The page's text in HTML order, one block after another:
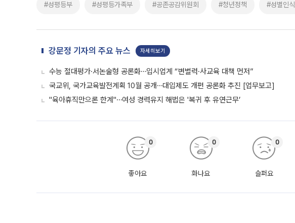
#성평등부 #성평등가족부 #공존공감위원회 #청년정책 #성별인식
강문정 기자의 주요 뉴스 자세히보기
수능 절대평가·서논술형 공론화⋯입시업계 “변별력·사교육 대책 먼저”
국교위, 국가교육발전계획 10월 공개⋯대입제도 개편 공론화 추진 [업무보고]
"육아휴직만으론 한계"⋯여성 경력유지 해법은 '복귀 후 유연근무’
좋아요
0
화나요
0
슬퍼요
0